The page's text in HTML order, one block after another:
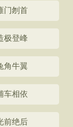
门刎首
极登峰
角牛翼
车相依
前绝后